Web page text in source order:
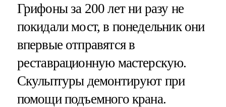
Грифоны за 200 лет ни разу не
покидали мост, в понедельник они
впервые отправятся в
реставрационную мастерскую.
Скульптуры демонтируют при
помощи подъемного крана.